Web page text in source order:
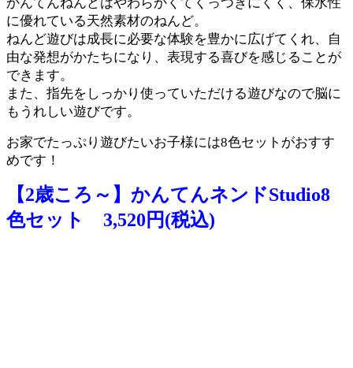
に優れている天然素材のねんど。
ねんど遊びは成長に必要な体験を豊かに広げてくれ、自
由な発想がかたちになり、表現する喜びを感じることが
できます。
また、指先をしっかり使っていただける遊びなので脳に
もうれしい遊びです。
お家でたっぷり遊びたいお子様には8色セットがおすす
めです！
【2歳ころ～】かんてんネンドStudio8
色セット 3,520円(税込)